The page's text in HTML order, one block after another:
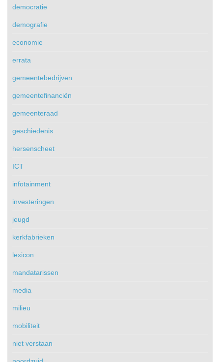
democratie
demografie
economie
errata
gemeentebedrijven
gemeentefinanciën
gemeenteraad
geschiedenis
hersenscheet
ICT
infotainment
investeringen
jeugd
kerkfabrieken
lexicon
mandatarissen
media
milieu
mobiliteit
niet verstaan